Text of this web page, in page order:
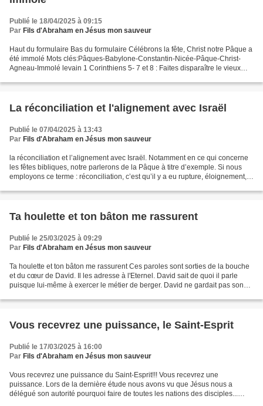
Publié le 18/04/2025 à 09:15
Par Fils d'Abraham en Jésus mon sauveur
Haut du formulaire Bas du formulaire Célébrons la fête, Christ notre Pâque a
été immolé Mots clés:Pâques-Babylone-Constantin-Nicée-Pâque-Christ-
Agneau-Immolé levain 1 Corinthiens 5- 7 et 8 : Faites disparaître le vieux
La réconciliation et l'alignement avec Israël
Publié le 07/04/2025 à 13:43
Par Fils d'Abraham en Jésus mon sauveur
la réconciliation et l’alignement avec Israël. Notamment en ce qui concerne
les fêtes bibliques, notre parlerons de la Pâque à titre d’exemple. Si nous
employons ce terme : réconciliation, c’est qu’il y a eu rupture, éloignement,
Ta houlette et ton bâton me rassurent
Publié le 25/03/2025 à 09:29
Par Fils d'Abraham en Jésus mon sauveur
Ta houlette et ton bâton me rassurent Ces paroles sont sorties de la bouche
et du cœur de David. Il les adresse à l'Eternel. David sait de quoi il parle
puisque lui-même à exercer le métier de berger. David ne gardait pas son
Vous recevrez une puissance, le Saint-Esprit
Publié le 17/03/2025 à 16:00
Par Fils d'Abraham en Jésus mon sauveur
Vous recevrez une puissance du Saint-Esprit!!! Vous recevrez une
puissance. Lors de la dernière étude nous avons vu que Jésus nous a
délégué son autorité pourquoi faire de toutes les nations des disciples...